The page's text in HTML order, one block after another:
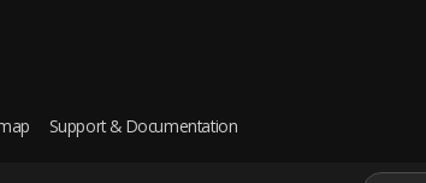
Support & Documentation